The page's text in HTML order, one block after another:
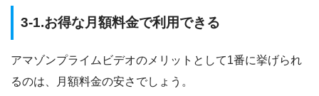
3-1.お得な月額料金で利用できる
アマゾンプライムビデオのメリットとして1番に挙げられ
るのは、月額料金の安さでしょう。